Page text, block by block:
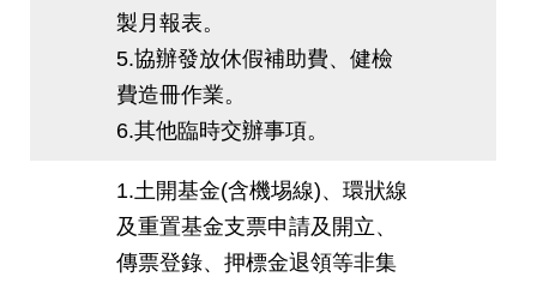
製月報表。
5.協辦發放休假補助費、健檢
費造冊作業。
6.其他臨時交辦事項。
1.土開基金(含機埸線)、環狀線
及重置基金支票申請及開立、
傳票登錄、押標金退領等非集